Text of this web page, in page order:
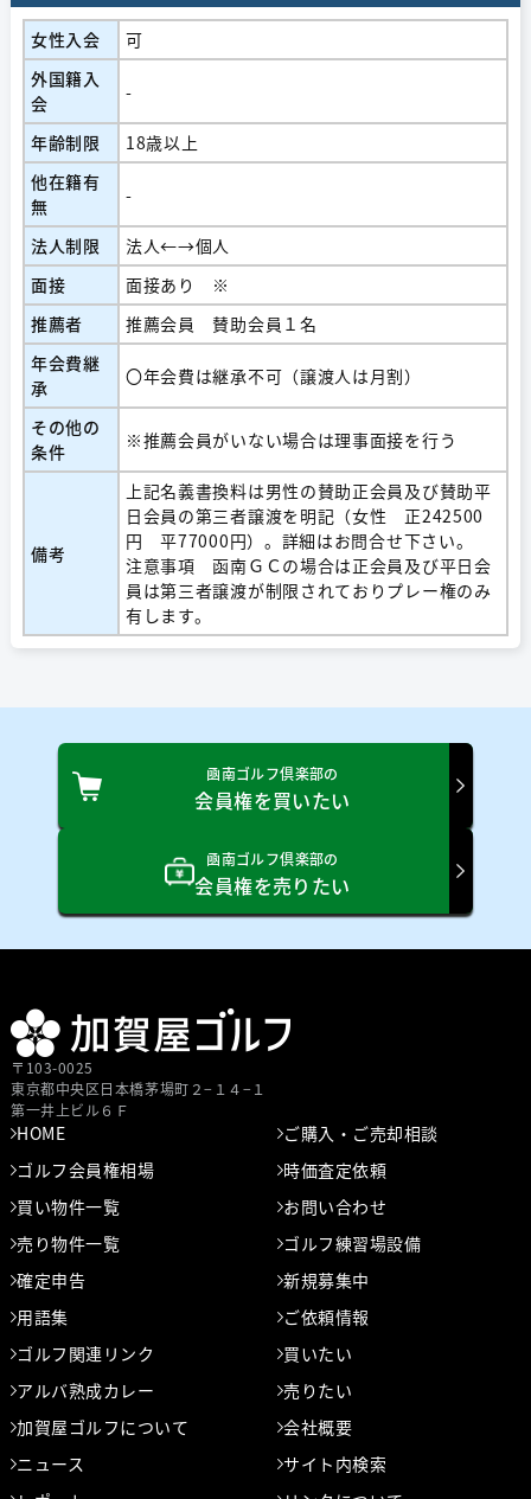
女性入会
可
外国籍入
会
-
年齢制限
18歳以上
他在籍有
無
-
法人制限
法人←→個人
面接
面接あり ※
推薦者
推薦会員 賛助会員１名
年会費継
承
〇年会費は継承不可（譲渡人は月割）
その他の
条件
※推薦会員がいない場合は理事面接を行う
備考
上記名義書換料は男性の賛助正会員及び賛助平
日会員の第三者譲渡を明記（女性 正242500
円 平77000円）。詳細はお問合せ下さい。
注意事項 函南ＧＣの場合は正会員及び平日会
員は第三者譲渡が制限されておりプレー権のみ
有します。
凾南ゴルフ倶楽部の
会員権を買いたい
凾南ゴルフ倶楽部の
会員権を売りたい
〒103-0025
東京都中央区⽇本橋茅場町２−１４−１
第⼀井上ビル６Ｆ
HOME
ご購入・ご売却相談
ゴルフ会員権相場
時価査定依頼
買い物件一覧
お問い合わせ
売り物件一覧
ゴルフ練習場設備
確定申告
新規募集中
用語集
ご依頼情報
ゴルフ関連リンク
買いたい
アルバ熟成カレー
売りたい
加賀屋ゴルフについて
会社概要
ニュース
サイト内検索